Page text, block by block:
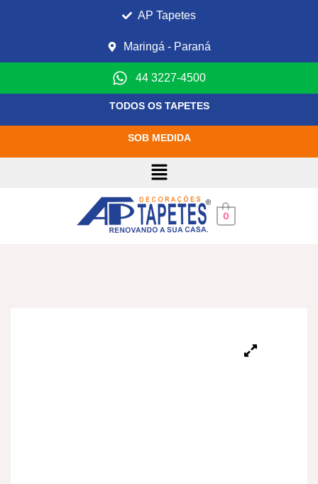
AP Tapetes
Maringá - Paraná
44 3227-4500
TODOS OS TAPETES
SOB MEDIDA
0